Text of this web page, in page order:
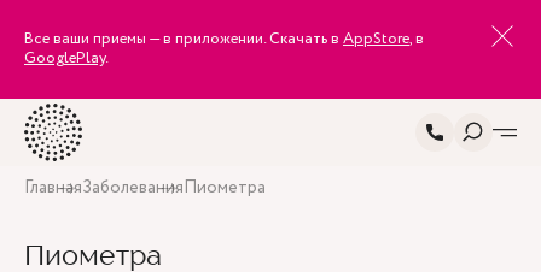
Все ваши приемы — в приложении. Скачать в AppStore, в
GooglePlay.
ГлавнаяЗаболеванияПиометра
Пиометра